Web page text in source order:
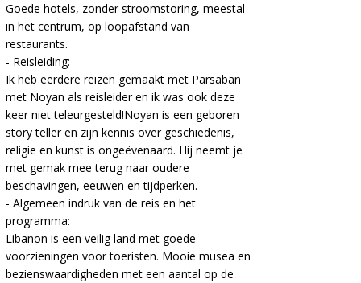
Goede hotels, zonder stroomstoring, meestal
in het centrum, op loopafstand van
restaurants.
- Reisleiding:
Ik heb eerdere reizen gemaakt met Parsaban
met Noyan als reisleider en ik was ook deze
keer niet teleurgesteld!Noyan is een geboren
story teller en zijn kennis over geschiedenis,
religie en kunst is ongeëvenaard. Hij neemt je
met gemak mee terug naar oudere
beschavingen, eeuwen en tijdperken.
- Algemeen indruk van de reis en het
programma:
Libanon is een veilig land met goede
voorzieningen voor toeristen. Mooie musea en
bezienswaardigheden met een aantal op de